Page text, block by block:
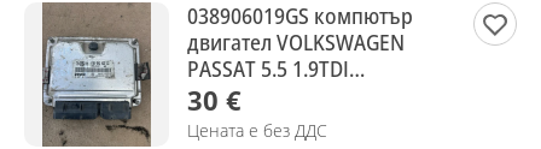
038906019GS компютър
двигател VOLKSWAGEN
PASSAT 5.5 1.9TDI
0281010940
30 €
Цената е без ДДС